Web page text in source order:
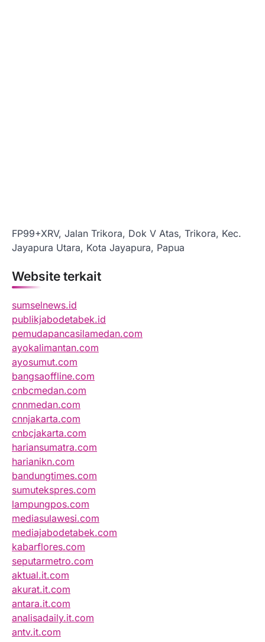
FP99+XRV, Jalan Trikora, Dok V Atas, Trikora, Kec.
Jayapura Utara, Kota Jayapura, Papua
Website terkait
sumselnews.id
publikjabodetabek.id
pemudapancasilamedan.com
ayokalimantan.com
ayosumut.com
bangsaoffline.com
cnbcmedan.com
cnnmedan.com
cnnjakarta.com
cnbcjakarta.com
hariansumatra.com
harianikn.com
bandungtimes.com
sumutekspres.com
lampungpos.com
mediasulawesi.com
mediajabodetabek.com
kabarflores.com
seputarmetro.com
aktual.it.com
akurat.it.com
antara.it.com
analisadaily.it.com
antv.it.com